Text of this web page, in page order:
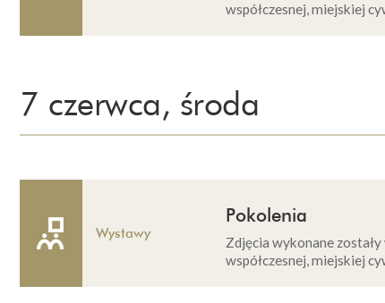
współczesnej, miejskiej
7 czerwca, środa
Wystawy
Pokolenia
Zdjęcia wykonane
współczesnej, miejskiej